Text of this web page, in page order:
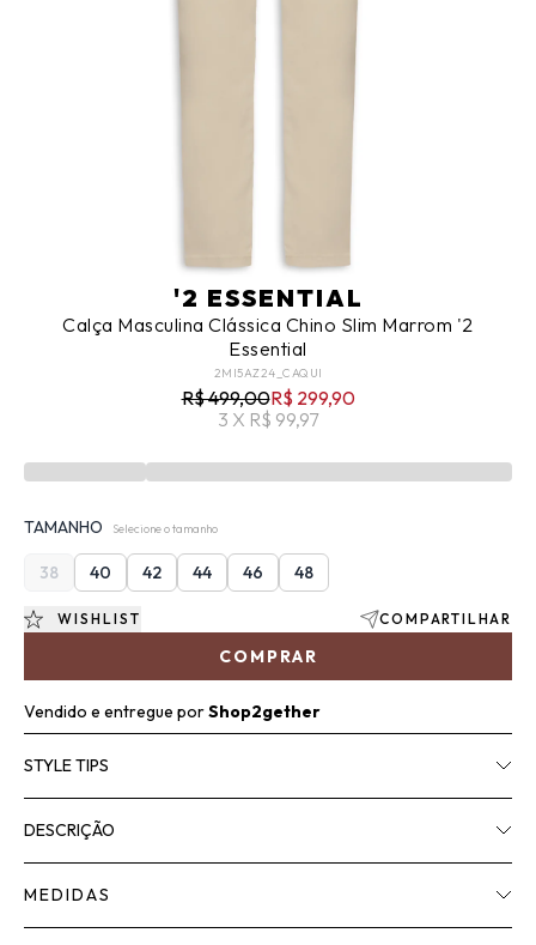
'2 ESSENTIAL
Calça Masculina Clássica Chino Slim Marrom '2
Essential
2MI5AZ24_CAQUI
R$ 499,00R$ 299,90
3 X R$ 99,97
TAMANHO Selecione o tamanho
38 40 42 44 46 48
COMPRAR
WISHLIST COMPARTILHAR
Vendido e entregue porShop2gether
STYLE TIPS
DESCRIÇÃO
MEDIDAS